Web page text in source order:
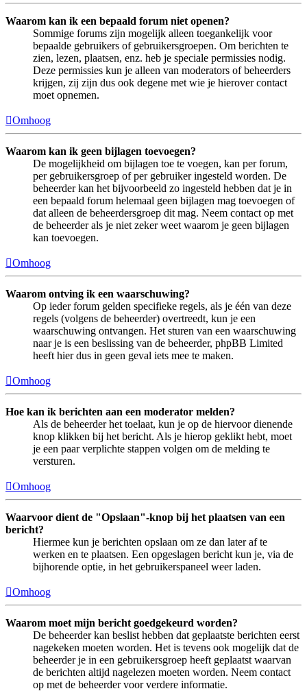
Waarom kan ik een bepaald forum niet openen?
Sommige forums zijn mogelijk alleen toegankelijk voor
bepaalde gebruikers of gebruikersgroepen. Om berichten te
zien, lezen, plaatsen, enz. heb je speciale permissies nodig.
Deze permissies kun je alleen van moderators of beheerders
krijgen, zij zijn dus ook degene met wie je hierover contact
moet opnemen.
Omhoog
Waarom kan ik geen bijlagen toevoegen?
De mogelijkheid om bijlagen toe te voegen, kan per forum,
per gebruikersgroep of per gebruiker ingesteld worden. De
beheerder kan het bijvoorbeeld zo ingesteld hebben dat je in
een bepaald forum helemaal geen bijlagen mag toevoegen of
dat alleen de beheerdersgroep dit mag. Neem contact op met
de beheerder als je niet zeker weet waarom je geen bijlagen
kan toevoegen.
Omhoog
Waarom ontving ik een waarschuwing?
Op ieder forum gelden specifieke regels, als je één van deze
regels (volgens de beheerder) overtreedt, kun je een
waarschuwing ontvangen. Het sturen van een waarschuwing
naar je is een beslissing van de beheerder, phpBB Limited
heeft hier dus in geen geval iets mee te maken.
Omhoog
Hoe kan ik berichten aan een moderator melden?
Als de beheerder het toelaat, kun je op de hiervoor dienende
knop klikken bij het bericht. Als je hierop geklikt hebt, moet
je een paar verplichte stappen volgen om de melding te
versturen.
Omhoog
Waarvoor dient de "Opslaan"-knop bij het plaatsen van een
bericht?
Hiermee kun je berichten opslaan om ze dan later af te
werken en te plaatsen. Een opgeslagen bericht kun je, via de
bijhorende optie, in het gebruikerspaneel weer laden.
Omhoog
Waarom moet mijn bericht goedgekeurd worden?
De beheerder kan beslist hebben dat geplaatste berichten eerst
nagekeken moeten worden. Het is tevens ook mogelijk dat de
beheerder je in een gebruikersgroep heeft geplaatst waarvan
de berichten altijd nagelezen moeten worden. Neem contact
op met de beheerder voor verdere informatie.